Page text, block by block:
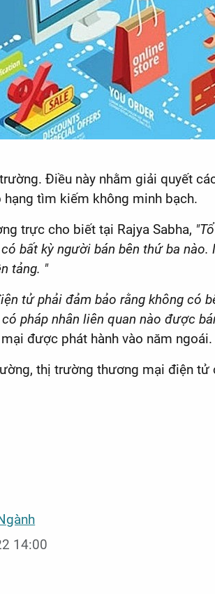
Điều này nhằm giải quyết
tìm kiếm không minh bạch.
trực cho biết tại Rajya Sabha,
bất kỳ người bán bên thứ ba
tảng. "
tử phải đảm bảo rằng không có
pháp nhân liên quan nào được
được phát hành vào năm ngoái.
thị trường thương mại điện
14:00